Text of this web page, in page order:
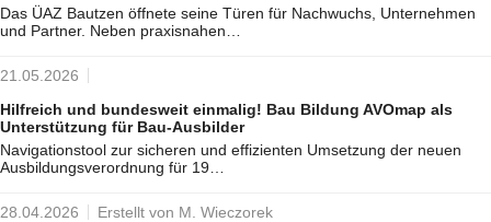
Das ÜAZ Bautzen öffnete seine Türen für Nachwuchs, Unternehmen
und Partner. Neben praxisnahen…
21.05.2026
Hilfreich und bundesweit einmalig! Bau Bildung AVOmap als
Unterstützung für Bau-Ausbilder
Navigationstool zur sicheren und effizienten Umsetzung der neuen
Ausbildungsverordnung für 19…
28.04.2026
Erstellt von M. Wieczorek